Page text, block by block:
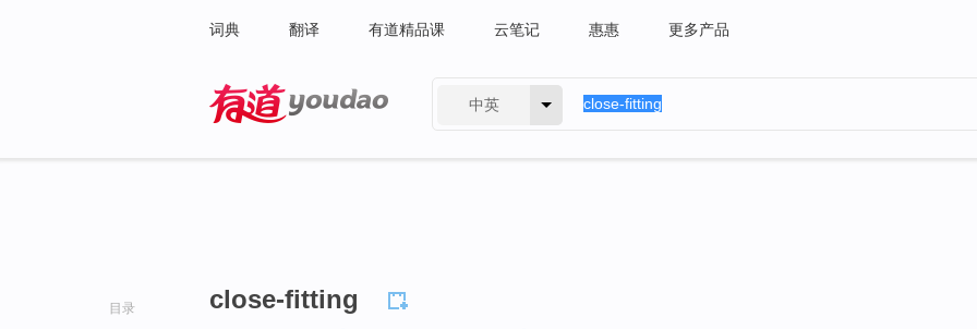
词典 翻译 有道精品课 云笔记 惠惠 更多产品
中英
目录 close-fitting